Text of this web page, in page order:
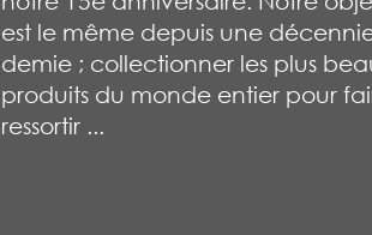
est le même depuis une
demie ; collectionner les plus
produits du monde entier pour
ressortir ...